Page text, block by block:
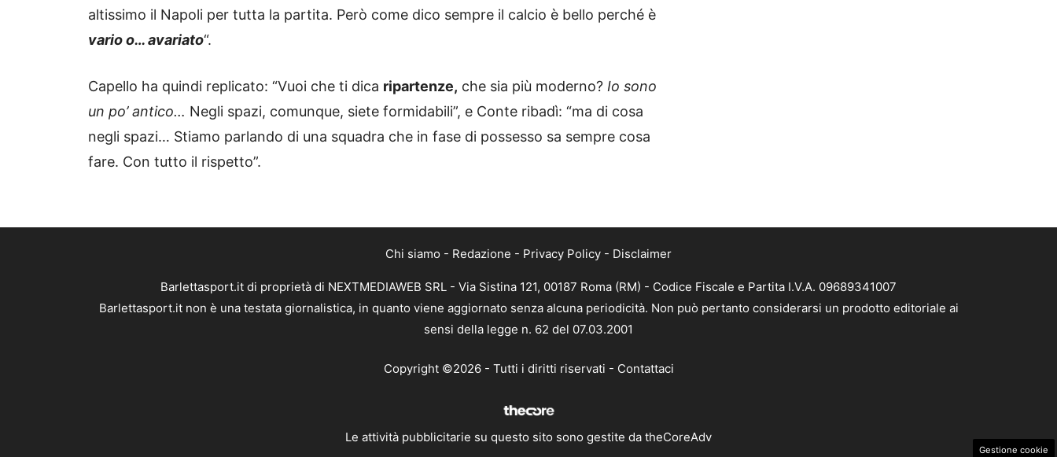
altissimo il Napoli per tutta la partita. Però come dico sempre il calcio è bello perché è
vario o… avariato“.
Capello ha quindi replicato: “Vuoi che ti dica ripartenze, che sia più moderno? Io sono
un po’ antico… Negli spazi, comunque, siete formidabili”, e Conte ribadì: “ma di cosa
negli spazi… Stiamo parlando di una squadra che in fase di possesso sa sempre cosa
fare. Con tutto il rispetto”.
Chi siamo - Redazione - Privacy Policy - Disclaimer
Barlettasport.it di proprietà di NEXTMEDIAWEB SRL - Via Sistina 121, 00187 Roma (RM) - Codice Fiscale e Partita I.V.A. 09689341007
Barlettasport.it non è una testata giornalistica, in quanto viene aggiornato senza alcuna periodicità. Non può pertanto considerarsi un prodotto editoriale ai
sensi della legge n. 62 del 07.03.2001
Copyright ©2026 - Tutti i diritti riservati - Contattaci
Le attività pubblicitarie su questo sito sono gestite da theCoreAdv
Gestione cookie